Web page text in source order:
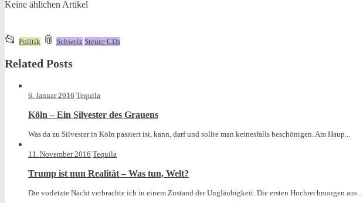
Keine ählichen Artikel
📂 This
was
posted
Politik 📎 and
Schweiz Steuer-CDs
Related Posts
6. Januar 2016 Tequila
Köln – Ein Silvester des Grauens
Was da zu Silvester in Köln passiert ist, kann, darf und sollte man keinesfalls beschönigen. Am Haup...
11. November 2016 Tequila
Trump ist nun Realität – Was tun, Welt?
Die vorletzte Nacht verbrachte ich in einem Zustand der Ungläubigkeit. Die ersten Hochrechnungen aus...